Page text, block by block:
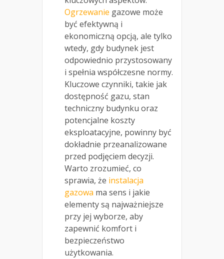
Ogrzewanie gazowe może
być efektywną i
ekonomiczną opcją, ale tylko
wtedy, gdy budynek jest
odpowiednio przystosowany
i spełnia współczesne normy.
Kluczowe czynniki, takie jak
dostępność gazu, stan
techniczny budynku oraz
potencjalne koszty
eksploatacyjne, powinny być
dokładnie przeanalizowane
przed podjęciem decyzji.
Warto zrozumieć, co
sprawia, że instalacja
gazowa ma sens i jakie
elementy są najważniejsze
przy jej wyborze, aby
zapewnić komfort i
bezpieczeństwo
użytkowania.